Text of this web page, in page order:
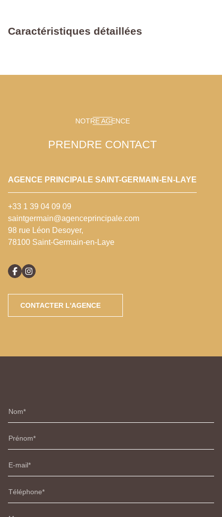
Caractéristiques détaillées
NOTRE AGENCE
PRENDRE CONTACT
AGENCE PRINCIPALE SAINT-GERMAIN-EN-LAYE
+33 1 39 04 09 09
saintgermain@agenceprincipale.com
98 rue Léon Desoyer,
78100 Saint-Germain-en-Laye
CONTACTER L'AGENCE
Nom
Prénom
E-mail
Téléphone